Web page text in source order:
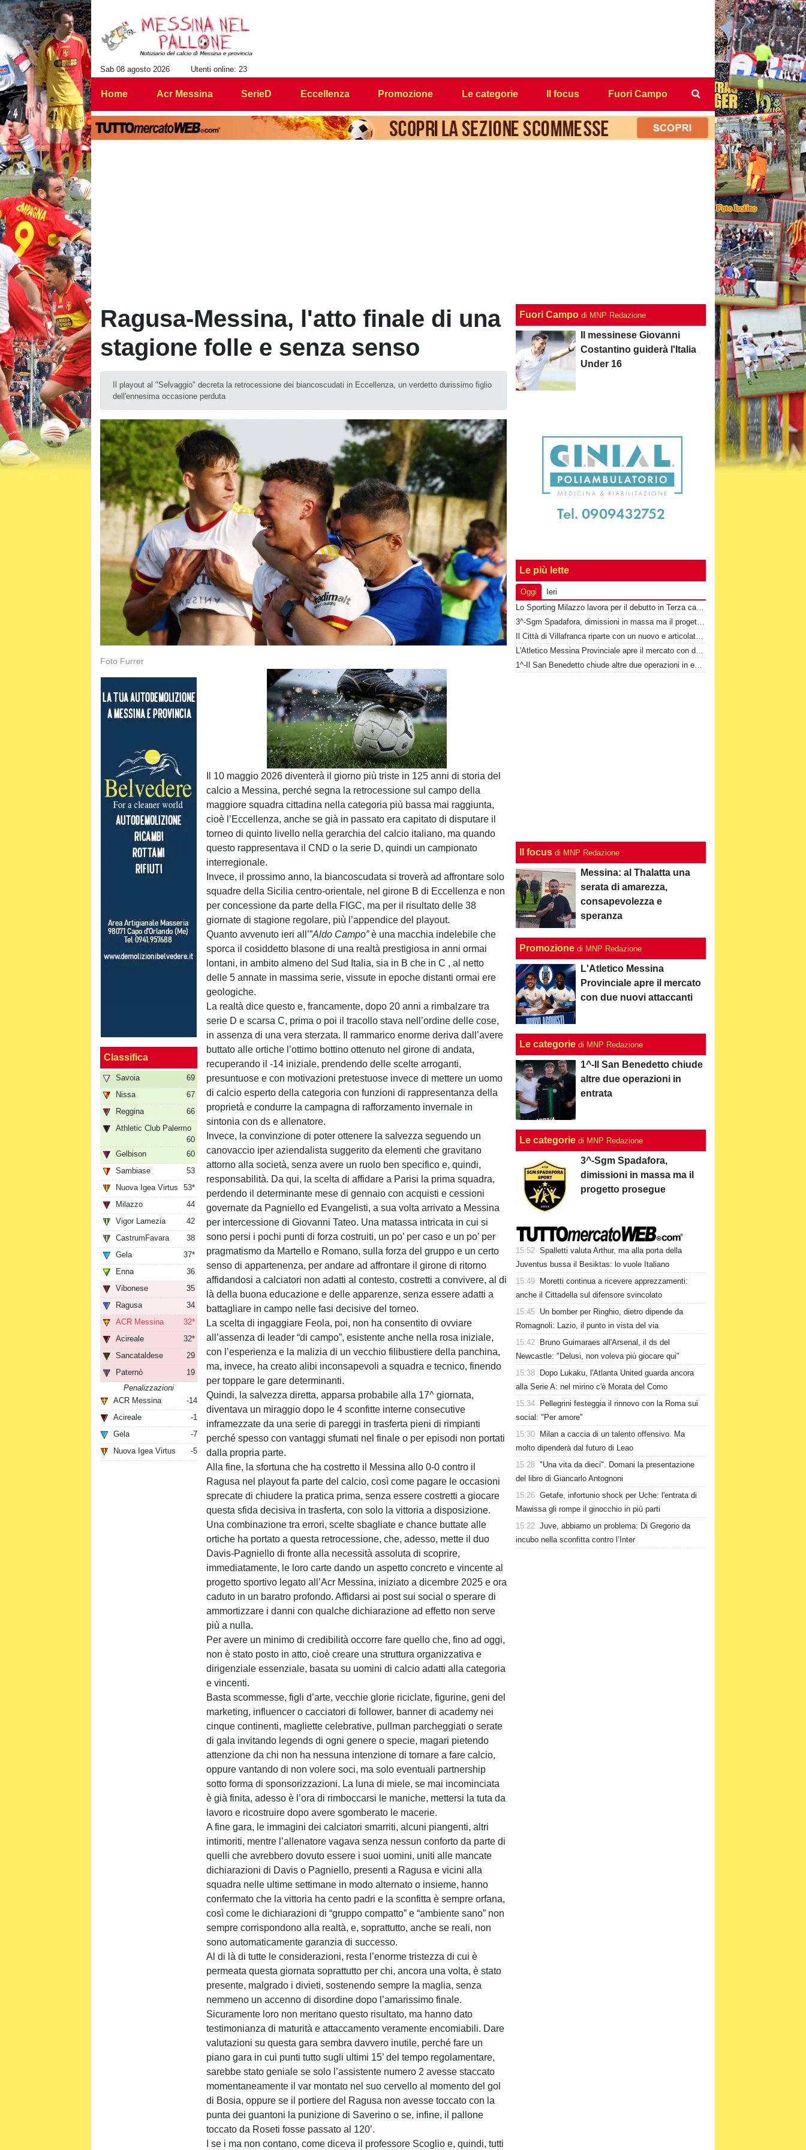
Sab 08 agosto 2026 Utenti online: 23
Home Acr Messina SerieD Eccellenza Promozione Le categorie Il focus Fuori Campo
Ragusa-Messina, l'atto finale di una
stagione folle e senza senso
Il playout al "Selvaggio" decreta la retrocessione dei biancoscudati in Eccellenza, un verdetto durissimo figlio
dell'ennesima occasione perduta
Foto Furrer
Classifica
Savoia
69
Nissa
67
Reggina
66
Athletic Club Palermo
60
Gelbison
60
Sambiase
53
Nuova Igea Virtus
53*
Milazzo
44
Vigor Lamezia
42
CastrumFavara
38
Gela
37*
Enna
36
Vibonese
35
Ragusa
34
ACR Messina
32*
Acireale
32*
Sancataldese
29
Paternò
19
Penalizzazioni
ACR Messina
-14
Acireale
-1
Gela
-7
Nuova Igea Virtus
-5
Unmute
Loaded:
100.00%
Il 10 maggio 2026 diventerà il giorno più triste in 125 anni di storia del
calcio a Messina, perché segna la retrocessione sul campo della
maggiore squadra cittadina nella categoria più bassa mai raggiunta,
cioè l’Eccellenza, anche se già in passato era capitato di disputare il
torneo di quinto livello nella gerarchia del calcio italiano, ma quando
questo rappresentava il CND o la serie D, quindi un campionato
interregionale.
Invece, il prossimo anno, la biancoscudata si troverà ad affrontare solo
squadre della Sicilia centro-orientale, nel girone B di Eccellenza e non
per concessione da parte della FIGC, ma per il risultato delle 38
giornate di stagione regolare, più l’appendice del playout.
Quanto avvenuto ieri all’”Aldo Campo”è una macchia indelebile che
sporca il cosiddetto blasone di una realtà prestigiosa in anni ormai
lontani, in ambito almeno del Sud Italia, sia in B che in C , al netto
delle 5 annate in massima serie, vissute in epoche distanti ormai ere
geologiche.
La realtà dice questo e, francamente, dopo 20 anni a rimbalzare tra
serie D e scarsa C, prima o poi il tracollo stava nell’ordine delle cose,
in assenza di una vera sterzata. Il rammarico enorme deriva dall’avere
buttato alle ortiche l’ottimo bottino ottenuto nel girone di andata,
recuperando il -14 iniziale, prendendo delle scelte arroganti,
presuntuose e con motivazioni pretestuose invece di mettere un uomo
di calcio esperto della categoria con funzioni di rappresentanza della
proprietà e condurre la campagna di rafforzamento invernale in
sintonia con ds e allenatore.
Invece, la convinzione di poter ottenere la salvezza seguendo un
canovaccio iper aziendalista suggerito da elementi che gravitano
attorno alla società, senza avere un ruolo ben specifico e, quindi,
responsabilità. Da qui, la scelta di affidare a Parisi la prima squadra,
perdendo il determinante mese di gennaio con acquisti e cessioni
governate da Pagniello ed Evangelisti, a sua volta arrivato a Messina
per intercessione di Giovanni Tateo. Una matassa intricata in cui si
sono persi i pochi punti di forza costruiti, un po’ per caso e un po’ per
pragmatismo da Martello e Romano, sulla forza del gruppo e un certo
senso di appartenenza, per andare ad affrontare il girone di ritorno
affidandosi a calciatori non adatti al contesto, costretti a convivere, al di
là della buona educazione e delle apparenze, senza essere adatti a
battagliare in campo nelle fasi decisive del torneo.
La scelta di ingaggiare Feola, poi, non ha consentito di ovviare
all’assenza di leader “di campo”, esistente anche nella rosa iniziale,
con l’esperienza e la malizia di un vecchio filibustiere della panchina,
ma, invece, ha creato alibi inconsapevoli a squadra e tecnico, finendo
per toppare le gare determinanti.
Quindi, la salvezza diretta, apparsa probabile alla 17^ giornata,
diventava un miraggio dopo le 4 sconfitte interne consecutive
inframezzate da una serie di pareggi in trasferta pieni di rimpianti
perché spesso con vantaggi sfumati nel finale o per episodi non portati
dalla propria parte.
Alla fine, la sfortuna che ha costretto il Messina allo 0-0 contro il
Ragusa nel playout fa parte del calcio, così come pagare le occasioni
sprecate di chiudere la pratica prima, senza essere costretti a giocare
questa sfida decisiva in trasferta, con solo la vittoria a disposizione.
Una combinazione tra errori, scelte sbagliate e chance buttate alle
ortiche ha portato a questa retrocessione, che, adesso, mette il duo
Davis-Pagniello di fronte alla necessità assoluta di scoprire,
immediatamente, le loro carte dando un aspetto concreto e vincente al
progetto sportivo legato all’Acr Messina, iniziato a dicembre 2025 e ora
caduto in un baratro profondo. Affidarsi ai post sui social o sperare di
ammortizzare i danni con qualche dichiarazione ad effetto non serve
più a nulla.
Per avere un minimo di credibilità occorre fare quello che, fino ad oggi,
non è stato posto in atto, cioè creare una struttura organizzativa e
dirigenziale essenziale, basata su uomini di calcio adatti alla categoria
e vincenti.
Basta scommesse, figli d’arte, vecchie glorie riciclate, figurine, geni del
marketing, influencer o cacciatori di follower, banner di academy nei
cinque continenti, magliette celebrative, pullman parcheggiati o serate
di gala invitando legends di ogni genere o specie, magari pietendo
attenzione da chi non ha nessuna intenzione di tornare a fare calcio,
oppure vantando di non volere soci, ma solo eventuali partnership
sotto forma di sponsorizzazioni. La luna di miele, se mai incominciata
è già finita, adesso è l’ora di rimboccarsi le maniche, mettersi la tuta da
lavoro e ricostruire dopo avere sgomberato le macerie.
A fine gara, le immagini dei calciatori smarriti, alcuni piangenti, altri
intimoriti, mentre l’allenatore vagava senza nessun conforto da parte di
quelli che avrebbero dovuto essere i suoi uomini, uniti alle mancate
dichiarazioni di Davis o Pagniello, presenti a Ragusa e vicini alla
squadra nelle ultime settimane in modo alternato o insieme, hanno
confermato che la vittoria ha cento padri e la sconfitta è sempre orfana,
così come le dichiarazioni di “gruppo compatto” e “ambiente sano” non
sempre corrispondono alla realtà, e, soprattutto, anche se reali, non
sono automaticamente garanzia di successo.
Al di là di tutte le considerazioni, resta l’enorme tristezza di cui è
permeata questa giornata soprattutto per chi, ancora una volta, è stato
presente, malgrado i divieti, sostenendo sempre la maglia, senza
nemmeno un accenno di disordine dopo l’amarissimo finale.
Sicuramente loro non meritano questo risultato, ma hanno dato
testimonianza di maturità e attaccamento veramente encomiabili. Dare
valutazioni su questa gara sembra davvero inutile, perché fare un
piano gara in cui punti tutto sugli ultimi 15’ del tempo regolamentare,
sarebbe stato geniale se solo l’assistente numero 2 avesse staccato
momentaneamente il var montato nel suo cervello al momento del gol
di Bosia, oppure se il portiere del Ragusa non avesse toccato con la
punta dei guantoni la punizione di Saverino o se, infine, il pallone
toccato da Roseti fosse passato al 120’.
I se i ma non contano, come diceva il professore Scoglio e, quindi, tutti
Fuori Campo di MNP Redazione
Il messinese Giovanni
Costantino guiderà l'Italia
Under 16
Le più lette
Oggi
Ieri
Lo Sporting Milazzo lavora per il debutto in Terza categoria
3^-Sgm Spadafora, dimissioni in massa ma il progetto prosegue
Il Città di Villafranca riparte con un nuovo e articolato progetto
L'Atletico Messina Provinciale apre il mercato con due nuovi attaccanti
1^-Il San Benedetto chiude altre due operazioni in entrata
Il focus di MNP Redazione
Messina: al Thalatta una
serata di amarezza,
consapevolezza e
speranza
Promozione di MNP Redazione
L'Atletico Messina
Provinciale apre il mercato
con due nuovi attaccanti
Le categorie di MNP Redazione
1^-Il San Benedetto chiude
altre due operazioni in
entrata
Le categorie di MNP Redazione
3^-Sgm Spadafora,
dimissioni in massa ma il
progetto prosegue
15:52 Spalletti valuta Arthur, ma alla porta della
Juventus bussa il Besiktas: lo vuole Italiano
15:49
Moretti continua a ricevere apprezzamenti:
anche il Cittadella sul difensore svincolato
15:45 Un bomber per Ringhio, dietro dipende da
Romagnoli: Lazio, il punto in vista del via
15:42
Bruno Guimaraes all'Arsenal, il ds del
Newcastle: "Delusi, non voleva più giocare qui"
15:38
Dopo Lukaku, l'Atlanta United guarda ancora
alla Serie A: nel mirino c'è Morata del Como
15:34
Pellegrini festeggia il rinnovo con la Roma sui
social: "Per amore"
15:30
Milan a caccia di un talento offensivo. Ma
molto dipenderà dal futuro di Leao
15:28 "Una vita da dieci". Domani la presentazione
del libro di Giancarlo Antognoni
15:26 Getafe, infortunio shock per Uche: l'entrata di
Mawissa gli rompe il ginocchio in più parti
15:22 Juve, abbiamo un problema: Di Gregorio da
incubo nella sconfitta contro l’Inter